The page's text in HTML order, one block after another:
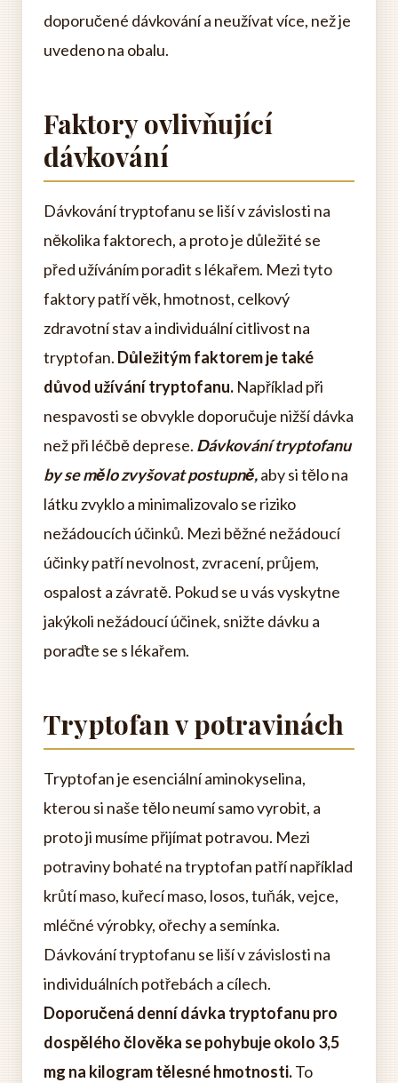
doporučené dávkování a neužívat více, než je
uvedeno na obalu.
Faktory ovlivňující
dávkování
Dávkování tryptofanu se liší v závislosti na
několika faktorech, a proto je důležité se
před užíváním poradit s lékařem. Mezi tyto
faktory patří věk, hmotnost, celkový
zdravotní stav a individuální citlivost na
tryptofan. Důležitým faktorem je také
důvod užívání tryptofanu. Například při
nespavosti se obvykle doporučuje nižší dávka
než při léčbě deprese. Dávkování tryptofanu
by se mělo zvyšovat postupně,aby si tělo na
látku zvyklo a minimalizovalo se riziko
nežádoucích účinků. Mezi běžné nežádoucí
účinky patří nevolnost, zvracení, průjem,
ospalost a závratě. Pokud se u vás vyskytne
jakýkoli nežádoucí účinek, snižte dávku a
poraďte se s lékařem.
Tryptofan v potravinách
Tryptofan je esenciální aminokyselina,
kterou si naše tělo neumí samo vyrobit, a
proto ji musíme přijímat potravou. Mezi
potraviny bohaté na tryptofan patří například
krůtí maso, kuřecí maso, losos, tuňák, vejce,
mléčné výrobky, ořechy a semínka.
Dávkování tryptofanu se liší v závislosti na
individuálních potřebách a cílech.
Doporučená denní dávka tryptofanu pro
dospělého člověka se pohybuje okolo 3,5
mg na kilogram tělesné hmotnosti.To